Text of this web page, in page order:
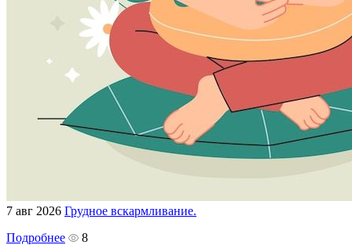
7 авг 2026 Грудное вскармливание.
Подробнее
8